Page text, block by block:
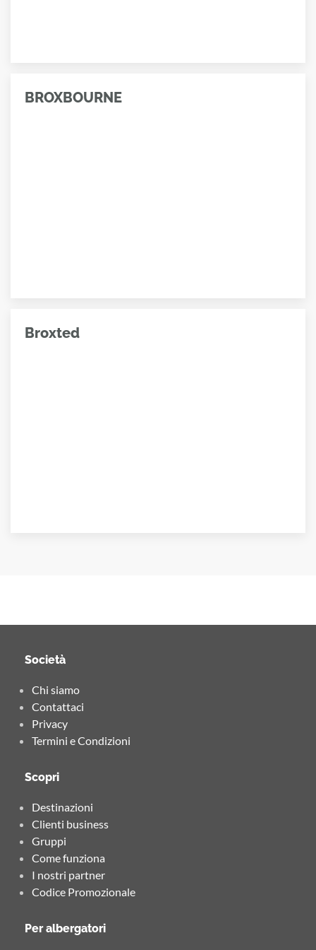
BROXBOURNE
Broxted
Società
Chi siamo
Contattaci
Privacy
Termini e Condizioni
Scopri
Destinazioni
Clienti business
Gruppi
Come funziona
I nostri partner
Codice Promozionale
Per albergatori